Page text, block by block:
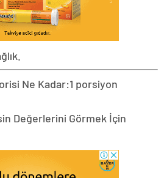
Ne Kadar:1 porsiyon
Değerlerini Görmek İçin